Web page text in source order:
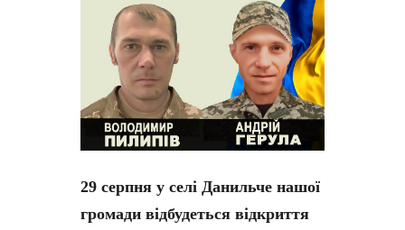
29 серпня у селі Данильче нашої
громади відбудеться відкриття